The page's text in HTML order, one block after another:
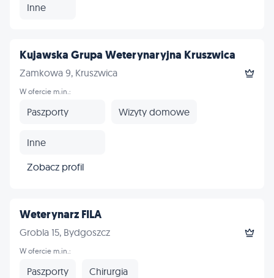
Inne
Kujawska Grupa Weterynaryjna Kruszwica
Zamkowa 9, Kruszwica
W ofercie m.in.:
Paszporty Wizyty domowe
Inne
Zobacz profil
Weterynarz FILA
Grobla 15, Bydgoszcz
W ofercie m.in.:
Paszporty Chirurgia